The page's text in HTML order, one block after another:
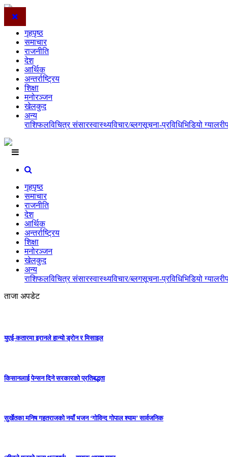
गृहपृष्ठ
समाचार
राजनीति
देश
आर्थिक
अन्तर्राष्ट्रिय
शिक्षा
मनोरञ्जन
खेलकुद
अन्य
राशिफलविचित्र संसारस्वास्थ्यविचार/ब्लगसूचना-प्रविधिभिडियो ग्यालरी
गृहपृष्ठ
समाचार
राजनीति
देश
आर्थिक
अन्तर्राष्ट्रिय
शिक्षा
मनोरञ्जन
खेलकुद
अन्य
राशिफलविचित्र संसारस्वास्थ्यविचार/ब्लगसूचना-प्रविधिभिडियो ग्यालरी
ताजा अपडेट
युएई-कतारमा इरानले हान्यो ड्रोन र मिसाइल
किसानलाई पेन्सन दिने सरकारको प्रतिबद्धता
सुर्खेतका मनिष गहतराजको नयाँ भजन ‘गोविन्द गोपाल श्याम’ सार्वजनिक